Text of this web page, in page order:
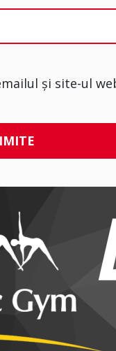
și site-ul